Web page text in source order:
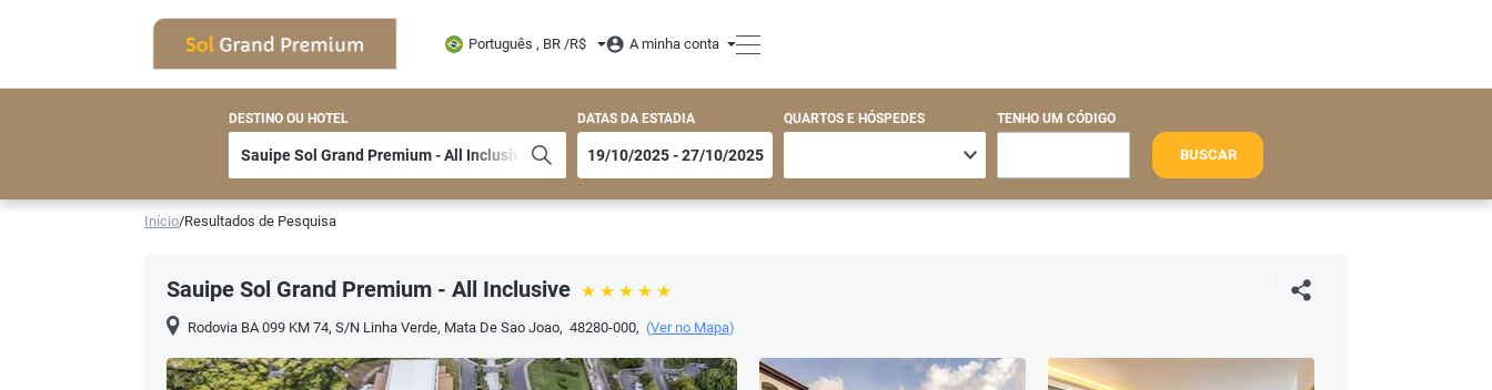
Português , BR /R$ A minha conta
DESTINO OU HOTEL DATAS DA ESTADIA QUARTOS E HÓSPEDES TENHO UM CÓDIGO
BUSCAR
Início/Resultados de Pesquisa
Sauipe Sol Grand Premium - All Inclusive
Rodovia BA 099 KM 74, S/N Linha Verde, Mata De Sao Joao, 48280-000, (Ver no Mapa)